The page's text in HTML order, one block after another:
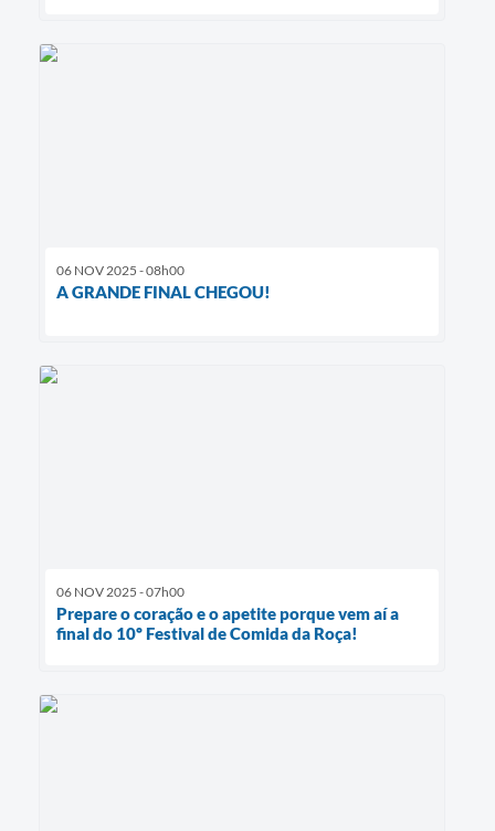
06 NOV 2025 - 08h00
A GRANDE FINAL CHEGOU!
06 NOV 2025 - 07h00
Prepare o coração e o apetite porque vem aí a
final do 10º Festival de Comida da Roça!